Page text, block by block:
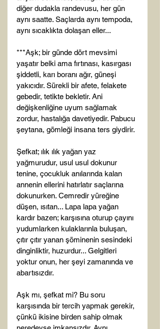
diğer dudakla randevusu, her gün
aynı saatte. Saçlarda aynı tempoda,
aynı sıcaklıkta dolaşan eller...
***Aşk; bir günde dört mevsimi
yaşatır belki ama fırtınası, kasırgası
şiddetli, karı boranı ağır, güneşi
yakıcıdır. Sürekli bir afete, felakete
gebedir, tetikte bekletir. Ani
değişkenliğine uyum sağlamak
zordur, hastalığa davetiyedir. Pabucu
şeytana, gömleği insana ters giydirir.
Şefkat; ılık ılık yağan yaz
yağmurudur, usul usul dokunur
tenine, çocukluk anılarında kalan
annenin ellerini hatırlatır saçlarına
dokunurken. Cemredir yüreğine
düşen, ısıtan... Lapa lapa yağan
kardır bazen; karşısına oturup çayını
yudumlarken kulaklarınla buluşan,
çıtır çıtır yanan şöminenin sesindeki
dinginliktir, huzurdur... Gelgitleri
yoktur onun, her şeyi zamanında ve
abartısızdır.
Aşk mı, şefkat mi? Bu soru
karşısında bir tercih yapmak gerekir,
çünkü ikisine birden sahip olmak